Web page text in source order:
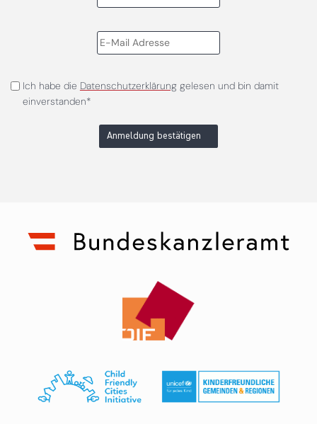
Ich habe die Datenschutzerklärunggelesen und bin damit
einverstanden*
Anmeldung bestätigen